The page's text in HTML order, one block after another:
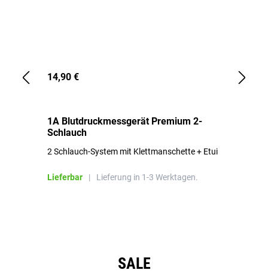
14,90 €
1A Blutdruckmessgerät Premium 2-
Schlauch
2 Schlauch-System mit Klettmanschette + Etui
Lieferbar | Lieferung in 1-3 Werktagen.
SALE